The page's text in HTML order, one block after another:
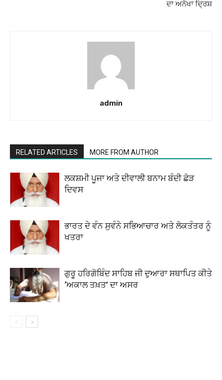
ਦਾ ਅਨੋਖਾ ਦ੍ਰਿਸ਼
admin
RELATED ARTICLES MORE FROM AUTHOR
ਲਕਸ਼ਮੀ ਪੂਜਾ ਅਤੇ ਦੀਵਾਲੀ ਬਨਾਮ ਬੰਦੀ ਛੋੜ
ਦਿਵਸ
ਭਾਰਤ ਦੇ ਵੰਨ ਸੁਵੰਨੇ ਸਭਿਆਚਾਰ ਅਤੇ ਲੋਕਤੰਤਰ ਨੂੰ
ਖਤਰਾ
ਗੁਰੂ ਹਰਿਗੋਬਿੰਦ ਸਾਹਿਬ ਜੀ ਦੁਆਰਾ ਸਥਾਪਿਤ ਕੀਤੇ
‘ਅਕਾਲ ਤਖ਼ਤ’ ਦਾ ਅਸਰ